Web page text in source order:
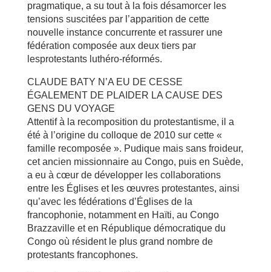
pragmatique, a su tout à la fois désamorcer les
tensions suscitées par l’apparition de cette
nouvelle instance concurrente et rassurer une
fédération composée aux deux tiers par
lesprotestants luthéro-réformés.
CLAUDE BATY N’A EU DE CESSE
ÉGALEMENT DE PLAIDER LA CAUSE DES
GENS DU VOYAGE
Attentif à la recomposition du protestantisme, il a
été à l’origine du colloque de 2010 sur cette «
famille recomposée ». Pudique mais sans froideur,
cet ancien missionnaire au Congo, puis en Suède,
a eu à cœur de développer les collaborations
entre les Églises et les œuvres protestantes, ainsi
qu’avec les fédérations d’Églises de la
francophonie, notamment en Haïti, au Congo
Brazzaville et en République démocratique du
Congo où résident le plus grand nombre de
protestants francophones.